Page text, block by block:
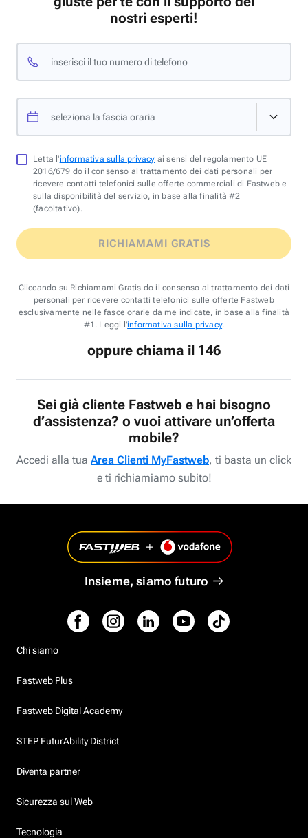
nostri esperti!
inserisci il tuo numero di telefono
seleziona la fascia oraria
Letta l'informativa sulla privacy ai sensi del regolamento UE
2016/679 do il consenso al trattamento dei dati personali per
ricevere contatti telefonici sulle offerte commerciali di Fastweb e
sulla disponibilità del servizio, in base alla finalità #2
(facoltativo).
RICHIAMAMI GRATIS
Cliccando su Richiamami Gratis do il consenso al trattamento dei dati
personali per ricevere contatti telefonici sulle offerte Fastweb
esclusivamente nelle fasce orarie da me indicate, in base alla finalità
#1. Leggi l'informativa sulla privacy.
oppure chiama il 146
Sei già cliente Fastweb e hai bisogno
d’assistenza? o vuoi attivare un’offerta
mobile?
Accedi alla tua Area Clienti MyFastweb, ti basta un click
e ti richiamiamo subito!
Insieme, siamo futuro
Chi siamo
Fastweb Plus
Fastweb Digital Academy
STEP FuturAbility District
Diventa partner
Sicurezza sul Web
Tecnologia